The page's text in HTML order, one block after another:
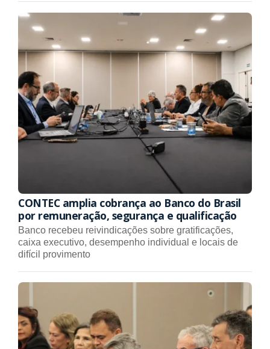
CONTEC amplia cobrança ao Banco do Brasil
por remuneração, segurança e qualificação
Banco recebeu reivindicações sobre gratificações,
caixa executivo, desempenho individual e locais de
difícil provimento